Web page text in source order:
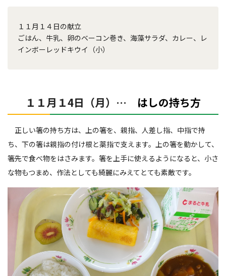
１１月１４日の献立
ごはん、牛乳、卵のベーコン巻き、海藻サラダ、カレー、レ
インボーレッドキウイ（小）
１１月１4日（月）… はしの持ち方
正しい箸の持ち方は、上の箸を、親指、人差し指、中指で持
ち、下の箸は親指の付け根と薬指で支えます。上の箸を動かして、
箸先で食べ物をはさみます。箸を上手に使えるようになると、小さ
な物もつまめ、作法としても綺麗にみえてとても素敵です。